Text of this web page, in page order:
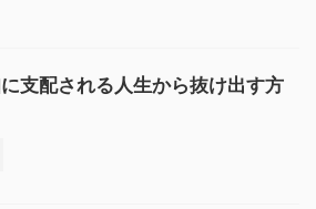
支配される人生から抜け出す方